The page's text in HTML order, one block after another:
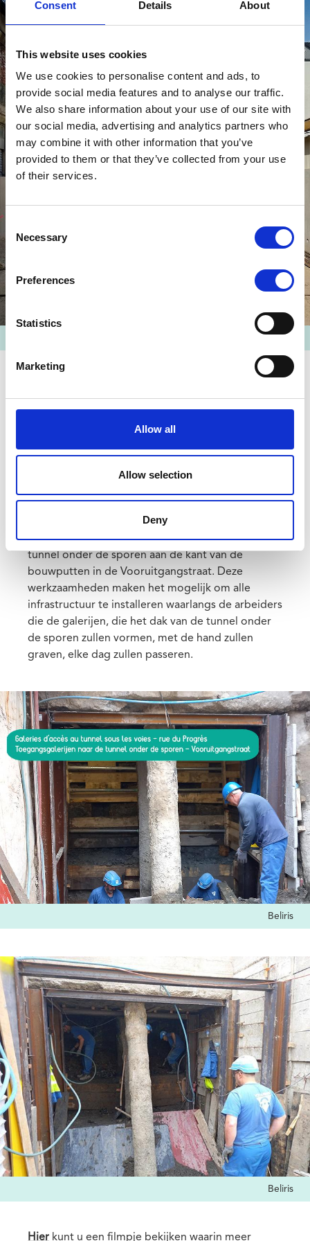
Consent Details About
This website uses cookies
We use cookies to personalise content and ads, to
provide social media features and to analyse our traffic.
We also share information about your use of our site with
our social media, advertising and analytics partners who
may combine it with other information that you’ve
provided to them or that they’ve collected from your use
of their services.
Selection
Necessary
Preferences
Statistics
Marketing
Allow all
Allow selection
Deny
Daartoe worden meerdere pompputten
geïnstalleerd om de werf te draineren.
Toegangsgalerijen
Dankzij de grondwaterverlaging is begonnen met
het graven van de toegangsgalerijen naar de
tunnel onder de sporen aan de kant van de
bouwputten in de Vooruitgangstraat. Deze
werkzaamheden maken het mogelijk om alle
infrastructuur te installeren waarlangs de arbeiders
die de galerijen, die het dak van de tunnel onder
de sporen zullen vormen, met de hand zullen
graven, elke dag zullen passeren.
Media
Afbeelding
Beliris
Media
Afbeelding
Beliris
Hier kunt u een filmpje bekijken waarin meer